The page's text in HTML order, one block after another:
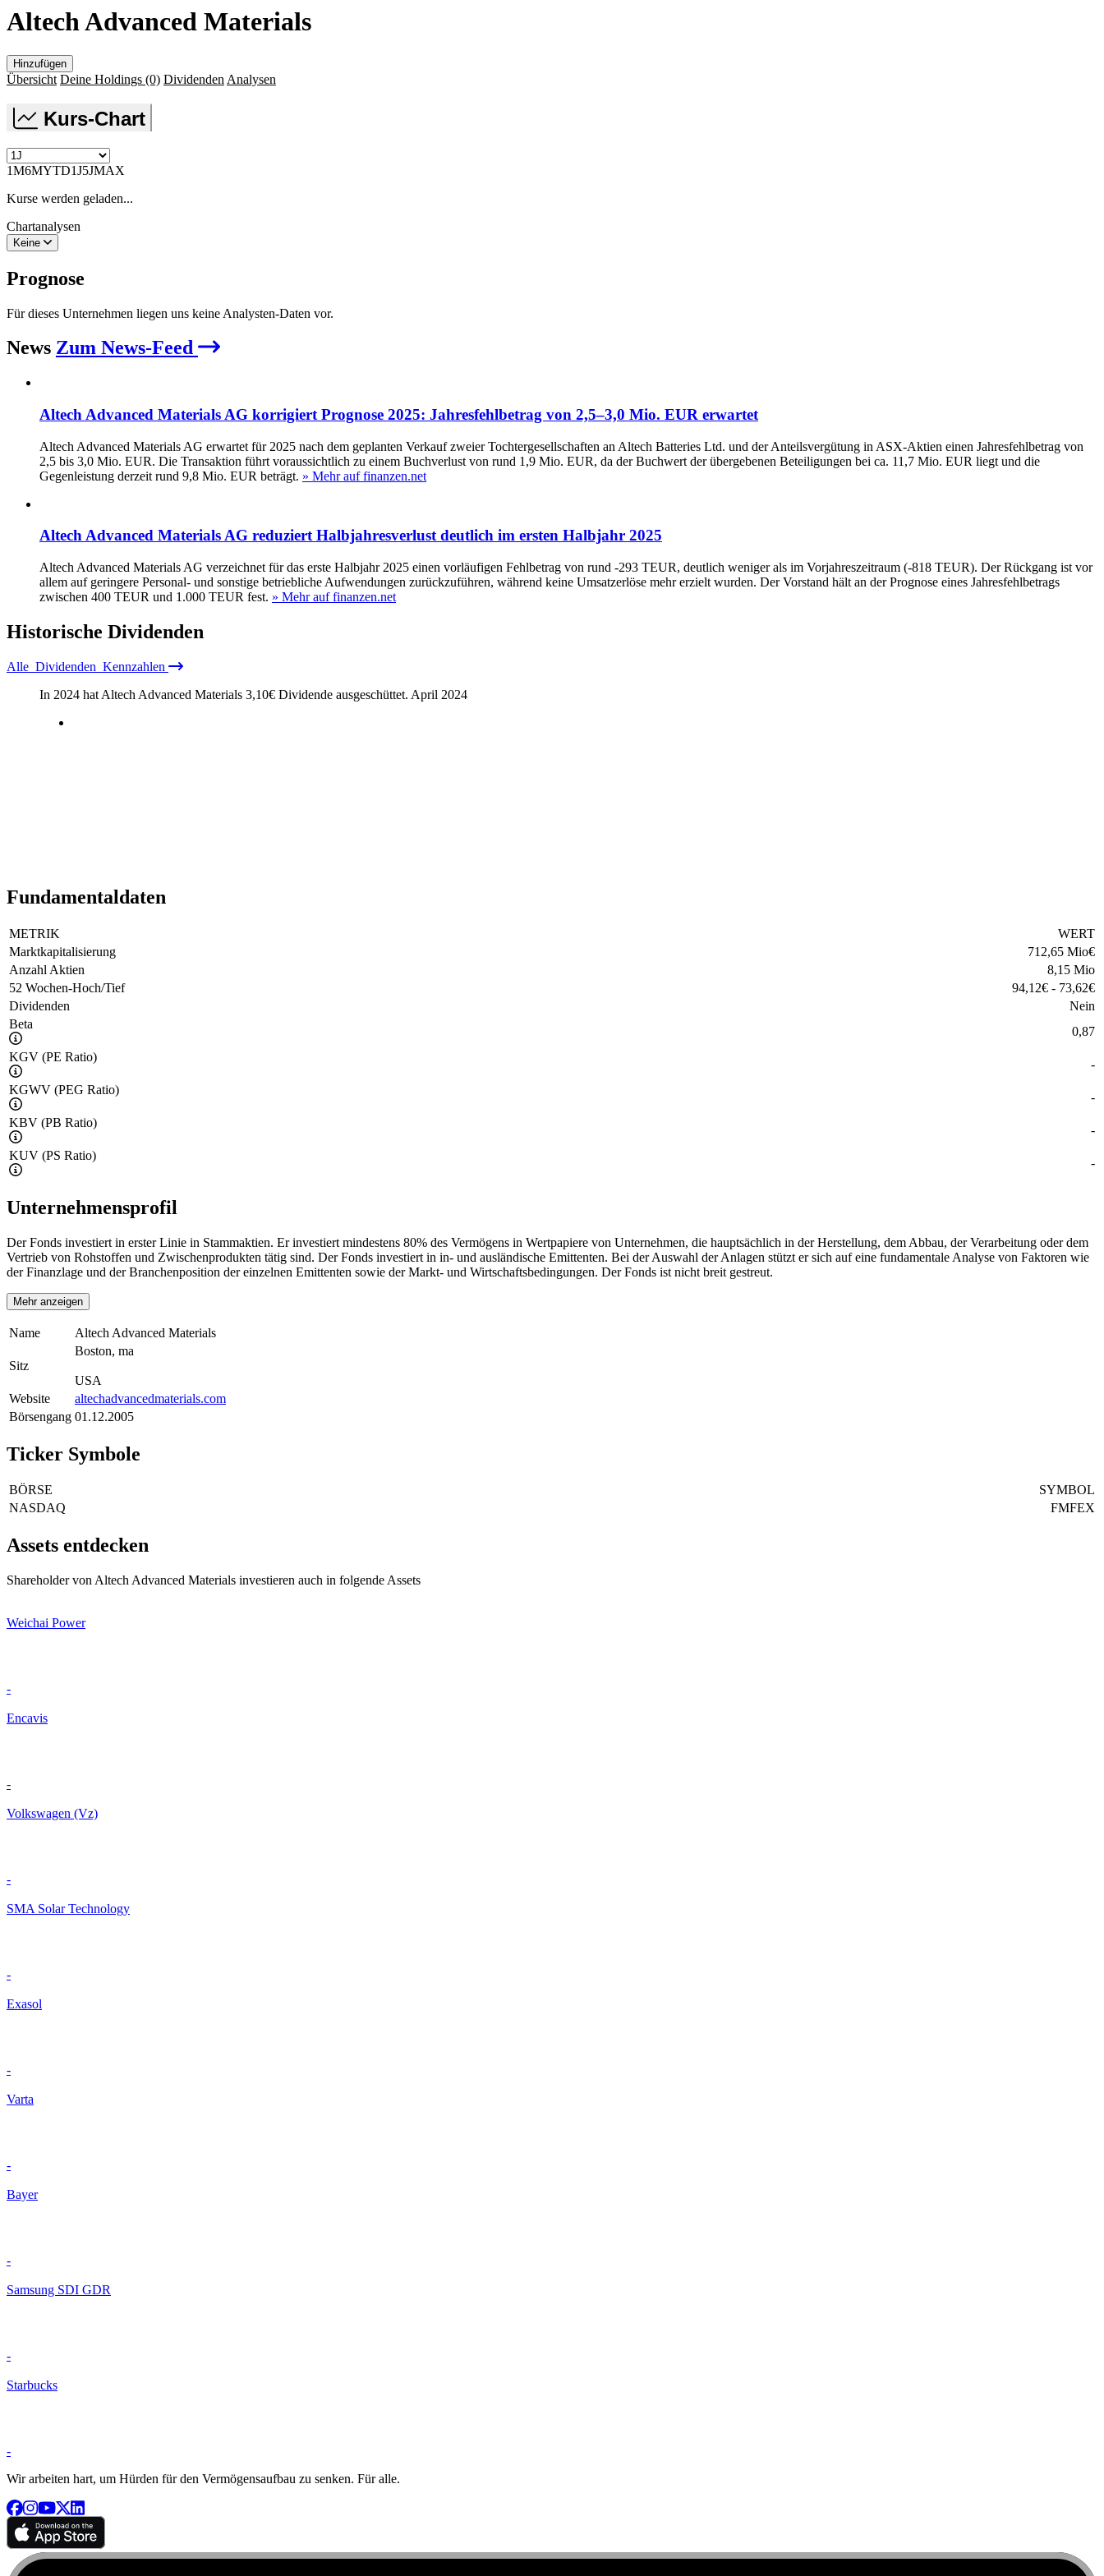
Altech Advanced Materials
Hinzufügen
Übersicht Deine Holdings (0) Dividenden Analysen
Kurs-Chart
1M6MYTD1J5JMAX
Kurse werden geladen...
Chartanalysen
Keine
Prognose
Für dieses Unternehmen liegen uns keine Analysten-Daten vor.
News Zum News-Feed
Altech Advanced Materials AG korrigiert Prognose 2025: Jahresfehlbetrag von 2,5–3,0 Mio. EUR erwartet
Altech Advanced Materials AG erwartet für 2025 nach dem geplanten Verkauf zweier Tochtergesellschaften an Altech Batteries Ltd. und der Anteilsvergütung in ASX-Aktien einen Jahresfehlbetrag von
2,5 bis 3,0 Mio. EUR. Die Transaktion führt voraussichtlich zu einem Buchverlust von rund 1,9 Mio. EUR, da der Buchwert der übergebenen Beteiligungen bei ca. 11,7 Mio. EUR liegt und die
Gegenleistung derzeit rund 9,8 Mio. EUR beträgt. » Mehr auf finanzen.net
Altech Advanced Materials AG reduziert Halbjahresverlust deutlich im ersten Halbjahr 2025
Altech Advanced Materials AG verzeichnet für das erste Halbjahr 2025 einen vorläufigen Fehlbetrag von rund -293 TEUR, deutlich weniger als im Vorjahreszeitraum (-818 TEUR). Der Rückgang ist vor
allem auf geringere Personal- und sonstige betriebliche Aufwendungen zurückzuführen, während keine Umsatzerlöse mehr erzielt wurden. Der Vorstand hält an der Prognose eines Jahresfehlbetrags
zwischen 400 TEUR und 1.000 TEUR fest. » Mehr auf finanzen.net
Historische Dividenden
Alle Dividenden Kennzahlen
In 2024 hat Altech Advanced Materials 3,10€ Dividende ausgeschüttet. April 2024
Fundamentaldaten
METRIK
WERT
Marktkapitalisierung
712,65 Mio€
Anzahl Aktien
8,15 Mio
52 Wochen-Hoch/Tief
94,12€ - 73,62€
Dividenden
Nein
Beta
0,87
KGV (PE Ratio)
-
KGWV (PEG Ratio)
-
KBV (PB Ratio)
-
KUV (PS Ratio)
-
Unternehmensprofil
Der Fonds investiert in erster Linie in Stammaktien. Er investiert mindestens 80% des Vermögens in Wertpapiere von Unternehmen, die hauptsächlich in der Herstellung, dem Abbau, der Verarbeitung oder dem
Vertrieb von Rohstoffen und Zwischenprodukten tätig sind. Der Fonds investiert in in- und ausländische Emittenten. Bei der Auswahl der Anlagen stützt er sich auf eine fundamentale Analyse von Faktoren wie
der Finanzlage und der Branchenposition der einzelnen Emittenten sowie der Markt- und Wirtschaftsbedingungen. Der Fonds ist nicht breit gestreut.
Mehr anzeigen
Name Altech Advanced Materials
Sitz
Boston, ma
USA
Website
altechadvancedmaterials.com
Börsengang 01.12.2005
Ticker Symbole
BÖRSE
SYMBOL
NASDAQ
FMFEX
Assets entdecken
Shareholder von Altech Advanced Materials investieren auch in folgende Assets
Weichai Power
-
Encavis
-
Volkswagen (Vz)
-
SMA Solar Technology
-
Exasol
-
Varta
-
Bayer
-
Samsung SDI GDR
-
Starbucks
-
Wir arbeiten hart, um Hürden für den Vermögensaufbau zu senken. Für alle.